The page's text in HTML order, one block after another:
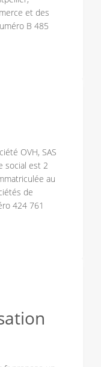
et des
B 485
OVH, SAS
social est 2
au
de
424 761